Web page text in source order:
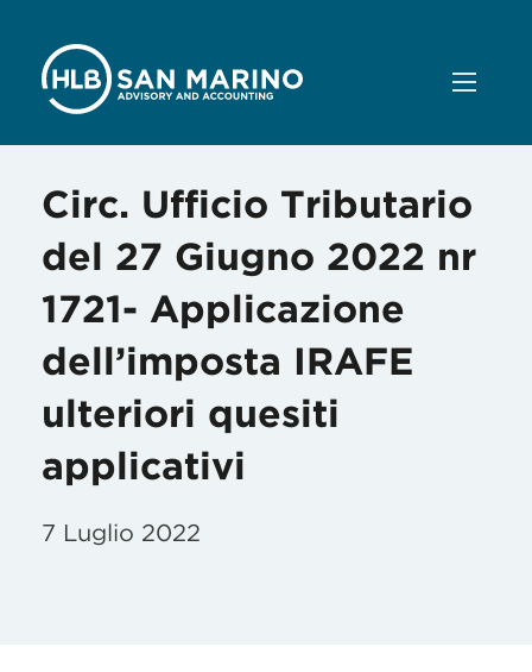
Circ. Ufficio Tributario
del 27 Giugno 2022 nr
1721- Applicazione
dell’imposta IRAFE
ulteriori quesiti
applicativi
7 Luglio 2022